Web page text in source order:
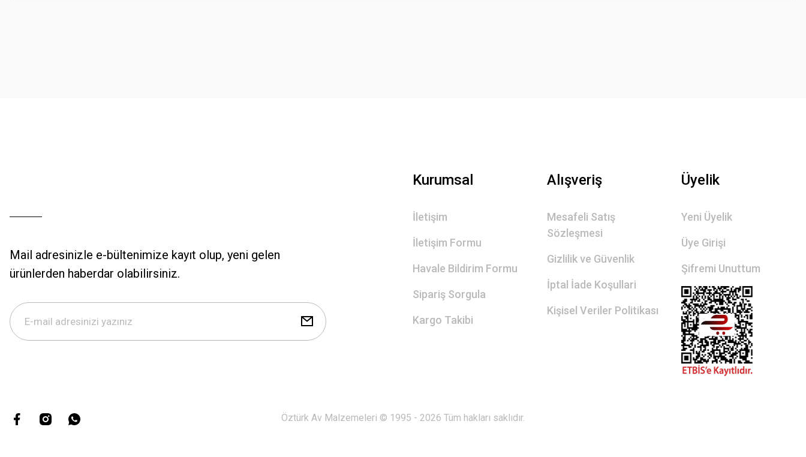
Mail adresinizle e-bültenimize kayıt olup, yeni gelen
ürünlerden haberdar olabilirsiniz.
Kurumsal
İletişim
İletişim Formu
Havale Bildirim Formu
Sipariş Sorgula
Kargo Takibi
Alışveriş
Mesafeli Satış
Sözleşmesi
Gizlilik ve Güvenlik
İptal İade Koşullari
Kişisel Veriler Politikası
Üyelik
Yeni Üyelik
Üye Girişi
Şifremi Unuttum
Öztürk Av Malzemeleri © 1995 - 2026 Tüm hakları saklıdır.